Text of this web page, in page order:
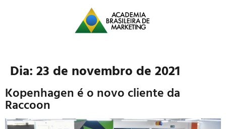
Dia: 23 de novembro de 2021
Kopenhagen é o novo cliente da
Raccoon